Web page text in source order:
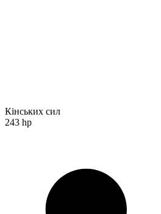
Кінських сил
243 hp